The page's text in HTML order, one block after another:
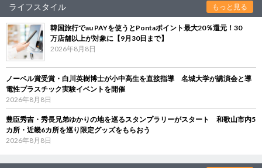
ライフスタイル もっと見る
韓国旅行でau PAYを使うとPontaポイント最大20％還元！30
万店舗以上が対象に【9月30日まで】
2026年8月8日
ノーベル賞受賞・白川英樹博士が小中高生を直接指導 名城大学が講演会と導
電性プラスチック実験イベントを開催
2026年8月8日
豊臣秀吉・秀長兄弟ゆかりの地を巡るスタンプラリーがスタート 和歌山市内5
カ所・近畿6カ所を巡り限定グッズをもらおう
2026年8月8日